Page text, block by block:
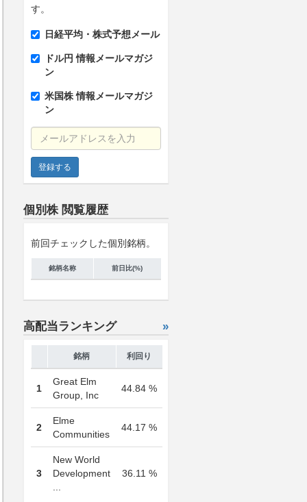
す。
日経平均・株式予想メール
ドル円 情報メールマガジ
ン
米国株 情報メールマガジ
ン
メールアドレスを入力
個別株 閲覧履歴
前回チェックした個別銘柄。
銘柄名称 前日比(%)
高配当ランキング »
銘柄 利回り
1
Great Elm
Group, Inc
44.84 %
2
Elme
Communities
44.17 %
3
New World
Development
36.11 %